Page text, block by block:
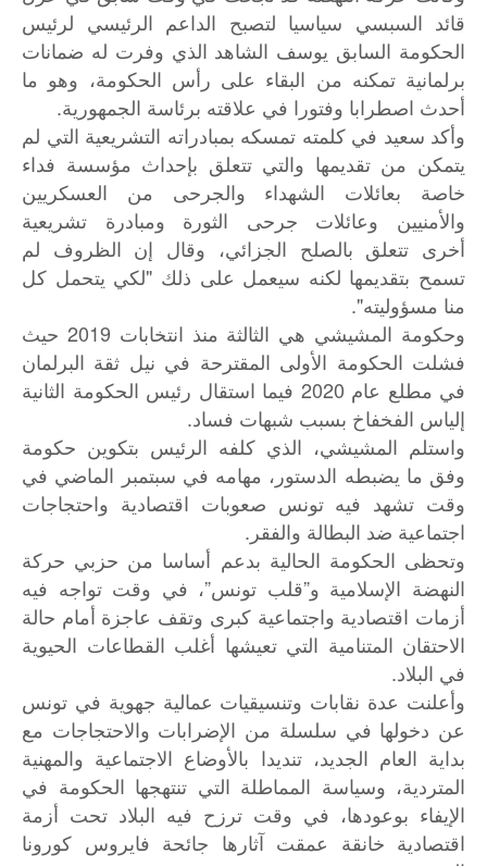
قائد السبسي سياسيا لتصبح الداعم الرئيسي لرئيس
الحكومة السابق يوسف الشاهد الذي وفرت له ضمانات
برلمانية تمكنه من البقاء على رأس الحكومة، وهو ما
أحدث اصطرابا وفتورا في علاقته برئاسة الجمهورية.
وأكد سعيد في كلمته تمسكه بمبادراته التشريعية التي لم
يتمكن من تقديمها والتي تتعلق بإحداث مؤسسة فداء
خاصة بعائلات الشهداء والجرحى من العسكريين
والأمنيين وعائلات جرحى الثورة ومبادرة تشريعية
أخرى تتعلق بالصلح الجزائي، وقال إن الظروف لم
تسمح بتقديمها لكنه سيعمل على ذلك "لكي يتحمل كل
منا مسؤوليته".
وحكومة المشيشي هي الثالثة منذ انتخابات 2019 حيث
فشلت الحكومة الأولى المقترحة في نيل ثقة البرلمان
في مطلع عام 2020 فيما استقال رئيس الحكومة الثانية
إلياس الفخفاخ بسبب شبهات فساد.
واستلم المشيشي، الذي كلفه الرئيس بتكوين حكومة
وفق ما يضبطه الدستور، مهامه في سبتمبر الماضي في
وقت تشهد فيه تونس صعوبات اقتصادية واحتجاجات
اجتماعية ضد البطالة والفقر.
وتحظى الحكومة الحالية بدعم أساسا من حزبي حركة
النهضة الإسلامية و”قلب تونس”، في وقت تواجه فيه
أزمات اقتصادية واجتماعية كبرى وتقف عاجزة أمام حالة
الاحتقان المتنامية التي تعيشها أغلب القطاعات الحيوية
في البلاد.
وأعلنت عدة نقابات وتنسيقيات عمالية جهوية في تونس
عن دخولها في سلسلة من الإضرابات والاحتجاجات مع
بداية العام الجديد، تنديدا بالأوضاع الاجتماعية والمهنية
المتردية، وسياسة المماطلة التي تنتهجها الحكومة في
الإيفاء بوعودها، في وقت ترزح فيه البلاد تحت أزمة
اقتصادية خانقة عمقت آثارها جائحة فايروس كورونا